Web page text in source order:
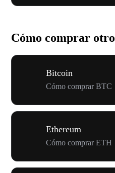
Cómo comprar
Bitcoin
Cómo comprar BTC
Ethereum
Cómo comprar ETH